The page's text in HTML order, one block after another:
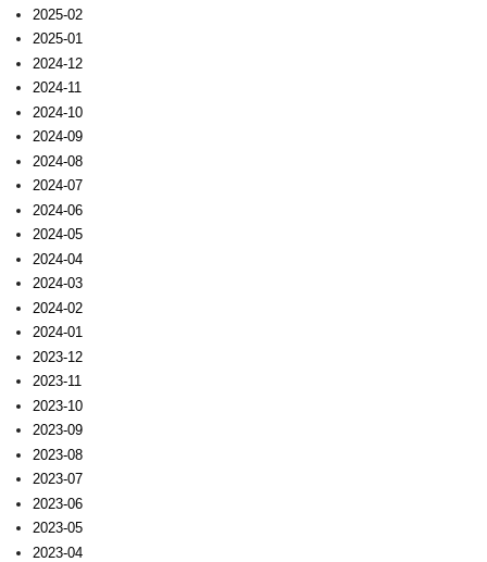
2025-02
2025-01
2024-12
2024-11
2024-10
2024-09
2024-08
2024-07
2024-06
2024-05
2024-04
2024-03
2024-02
2024-01
2023-12
2023-11
2023-10
2023-09
2023-08
2023-07
2023-06
2023-05
2023-04